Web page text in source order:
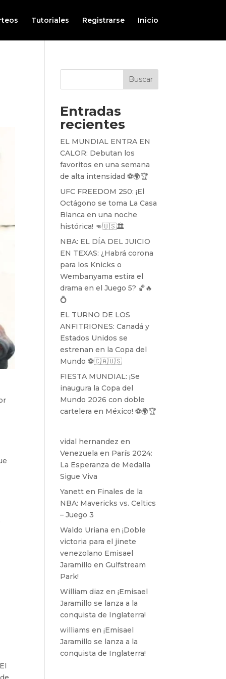
Tutoriales Registrarse Inicio
Buscar
Entradas
recientes
EL MUNDIAL ENTRA EN
CALOR: Debutan los
favoritos en una semana
de alta intensidad ⚽️🌍🏆
UFC FREEDOM 250: ¡El
Octágono se toma La Casa
Blanca en una noche
histórica! 👊🇺🇸🏛️
NBA: EL DÍA DEL JUICIO
EN TEXAS: ¿Habrá corona
para los Knicks o
Wembanyama estira el
drama en el Juego 5? 🏀🔥
💍
EL TURNO DE LOS
ANFITRIONES: Canadá y
Estados Unidos se
estrenan en la Copa del
Mundo ⚽️🇨🇦🇺🇸
FIESTA MUNDIAL: ¡Se
inaugura la Copa del
Mundo 2026 con doble
cartelera en México! ⚽️🌍🏆
vidal hernandez en
Venezuela en París 2024:
La Esperanza de Medalla
Sigue Viva
Yanett en Finales de la
NBA: Mavericks vs. Celtics
– Juego 3
Waldo Uriana en¡Doble
victoria para el jinete
venezolano Emisael
Jaramillo en Gulfstream
Park!
William diaz en¡Emisael
Jaramillo se lanza a la
conquista de Inglaterra!
williams en¡Emisael
Jaramillo se lanza a la
conquista de Inglaterra!